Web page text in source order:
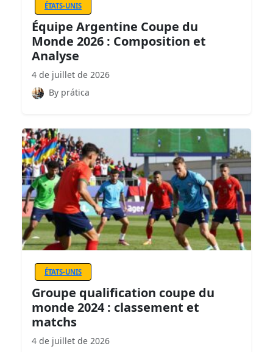
ÉTATS-UNIS
Équipe Argentine Coupe du
Monde 2026 : Composition et
Analyse
4 de juillet de 2026
By prática
ÉTATS-UNIS
Groupe qualification coupe du
monde 2024 : classement et
matchs
4 de juillet de 2026